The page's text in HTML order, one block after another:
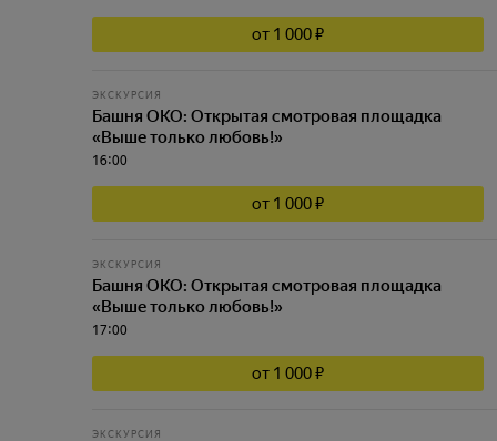
от 1 000 ₽
ЭКСКУРСИЯ
Башня ОКО: Открытая смотровая площадка
«Выше только любовь!»
16:00
от 1 000 ₽
ЭКСКУРСИЯ
Башня ОКО: Открытая смотровая площадка
«Выше только любовь!»
17:00
от 1 000 ₽
ЭКСКУРСИЯ